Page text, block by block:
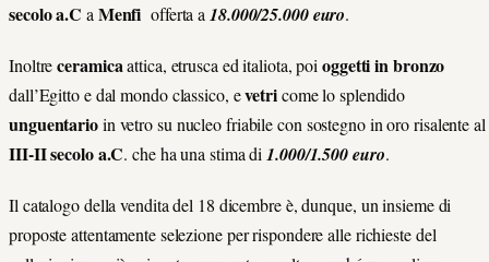
secolo a.C a Menfi offerta a 18.000/25.000euro.
Inoltreceramicaattica, etrusca ed italiota, poioggetti in bronzo
dall’Egitto e dal mondo classico, evetricome lo splendido
unguentarioin vetro su nucleo friabile con sostegno in oro risalente al
III-II secolo a.C. che ha una stima di 1.000/1.500 euro.
Il catalogo della vendita del 18 dicembre è, dunque, un insieme di
proposte attentamente selezione per rispondere alle richieste del